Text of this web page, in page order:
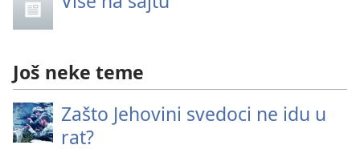
Još neke teme
Zašto Jehovini svedoci ne idu u
rat?